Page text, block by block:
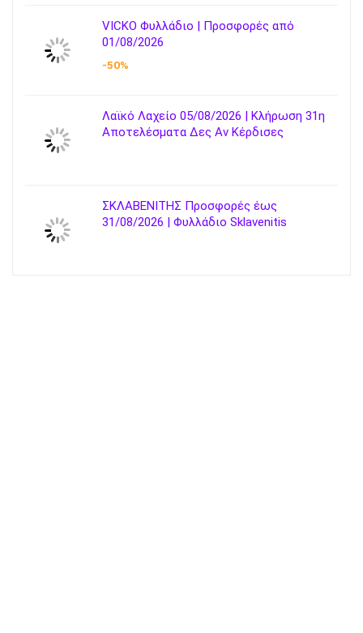
VICKO Φυλλάδιο | Προσφορές από
01/08/2026
-50%
Λαϊκό Λαχείο 05/08/2026 | Κλήρωση 31η
Αποτελέσματα Δες Αν Κέρδισες
ΣΚΛΑΒΕΝΙΤΗΣ Προσφορές έως
31/08/2026 | Φυλλάδιο Sklavenitis